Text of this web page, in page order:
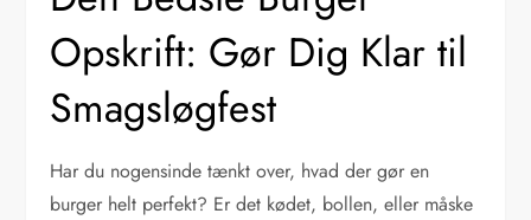
Opskrift: Gør Dig Klar til
Smagsløgfest
Har du nogensinde tænkt over, hvad der gør en
burger helt perfekt? Er det kødet, bollen, eller måske